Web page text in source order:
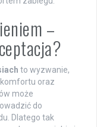
–
to wyzwanie,
komfortu oraz
może
do
Dlatego tak